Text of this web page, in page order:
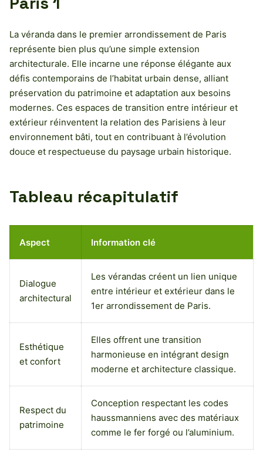
La véranda dans le premier arrondissement de Paris
représente bien plus qu’une simple extension
architecturale. Elle incarne une réponse élégante aux
défis contemporains de l’habitat urbain dense, alliant
préservation du patrimoine et adaptation aux besoins
modernes. Ces espaces de transition entre intérieur et
extérieur réinventent la relation des Parisiens à leur
environnement bâti, tout en contribuant à l’évolution
douce et respectueuse du paysage urbain historique.
Tableau récapitulatif
Aspect Information clé
Dialogue
architectural
Les vérandas créent un lien unique
entre intérieur et extérieur dans le
1er arrondissement de Paris.
Esthétique
et confort
Elles offrent une transition
harmonieuse en intégrant design
moderne et architecture classique.
Respect du
patrimoine
Conception respectant les codes
haussmanniens avec des matériaux
comme le fer forgé ou l’aluminium.